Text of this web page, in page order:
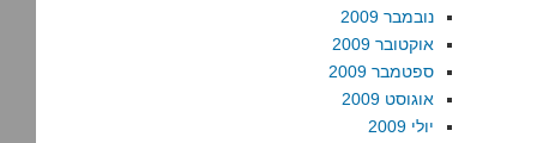
נובמבר 2009
אוקטובר 2009
ספטמבר 2009
אוגוסט 2009
יולי 2009